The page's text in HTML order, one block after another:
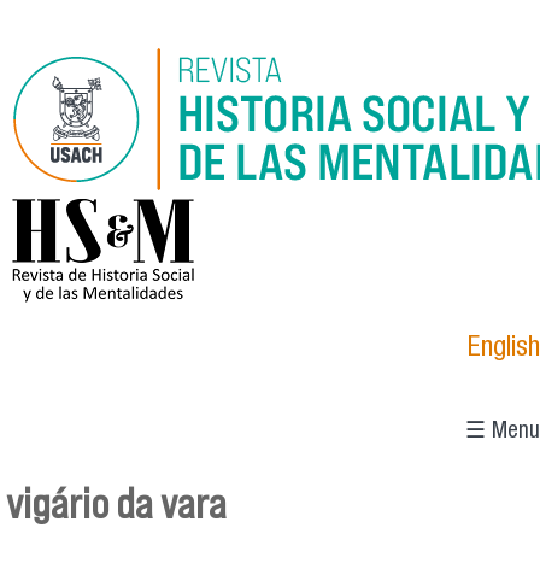
logo_hsm_2021.png
English
☰ Menu
Se encuentra usted aquí
vigário da vara